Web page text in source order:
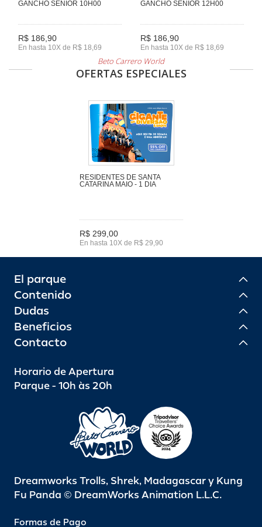
GANCHO SENIOR 10H00
R$ 186,90
En hasta 10X de R$ 18,69
GANCHO SENIOR 12H00
R$ 186,90
En hasta 10X de R$ 18,69
Beto Carrero World
OFERTAS ESPECIALES
RESIDENTES DE SANTA
CATARINA MAIO - 1 DIA
R$ 299,00
En hasta 10X de R$ 29,90
El parque
Contenido
Dudas
Beneficios
Contacto
Horario de Apertura
Parque - 10h às 20h
Dreamworks Trolls, Shrek, Madagascar y Kung
Fu Panda © DreamWorks Animation L.L.C.
Formas de Pago